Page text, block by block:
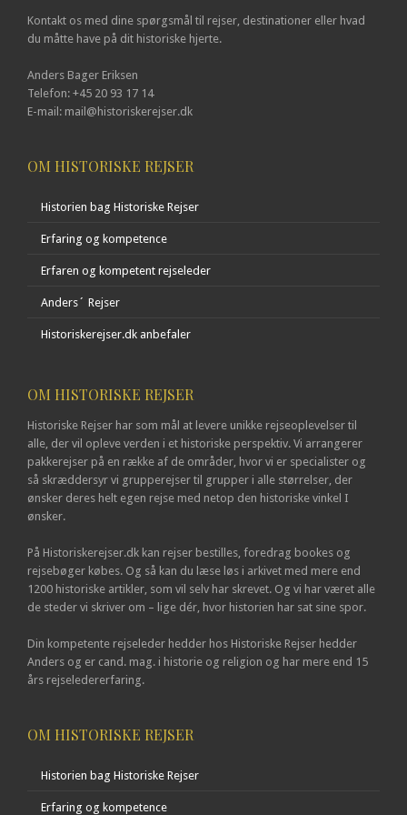
Kontakt os med dine spørgsmål til rejser, destinationer eller hvad
du måtte have på dit historiske hjerte.
Anders Bager Eriksen
Telefon: +45 20 93 17 14
E-mail: mail@historiskerejser.dk
OM HISTORISKE REJSER
Historien bag Historiske Rejser
Erfaring og kompetence
Erfaren og kompetent rejseleder
Anders´ Rejser
Historiskerejser.dk anbefaler
OM HISTORISKE REJSER
Historiske Rejser har som mål at levere unikke rejseoplevelser til
alle, der vil opleve verden i et historiske perspektiv. Vi arrangerer
pakkerejser på en række af de områder, hvor vi er specialister og
så skræddersyr vi grupperejser til grupper i alle størrelser, der
ønsker deres helt egen rejse med netop den historiske vinkel I
ønsker.
På Historiskerejser.dk kan rejser bestilles, foredrag bookes og
rejsebøger købes. Og så kan du læse løs i arkivet med mere end
1200 historiske artikler, som vil selv har skrevet. Og vi har været alle
de steder vi skriver om – lige dér, hvor historien har sat sine spor.
Din kompetente rejseleder hedder hos Historiske Rejser hedder
Anders og er cand. mag. i historie og religion og har mere end 15
års rejseledererfaring.
OM HISTORISKE REJSER
Historien bag Historiske Rejser
Erfaring og kompetence